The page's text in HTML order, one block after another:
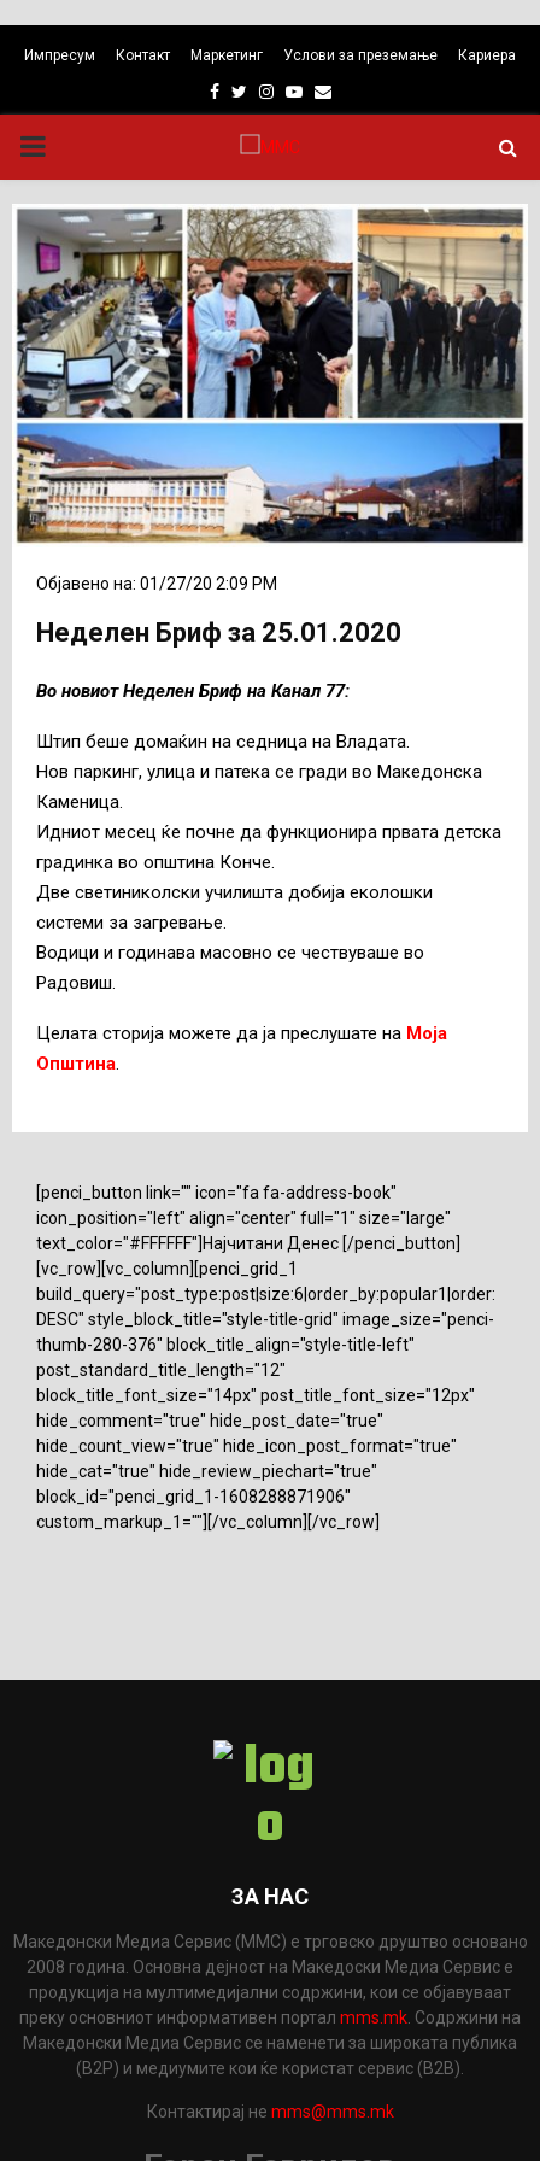
Импресум Контакт Маркетинг Услови за преземање Кариера
Facebook
TwitterInstagram
Youtube
Email
PRIMARY
MENU
Објавено на: 01/27/20 2:09 PM
Неделен Бриф за 25.01.2020
Во новиот Неделен Бриф на Канал 77:
Штип беше домаќин на седница на Владата.
Нов паркинг, улица и патека се гради во Македонска
Каменица.
Идниот месец ќе почне да функционира првата детска
градинка во општина Конче.
Две светиниколски училишта добија еколошки
системи за загревање.
Водици и годинава масовно се чествуваше во
Радовиш.
Целата сторија можете да ја преслушате на Моја
Општина.
[penci_button link="" icon="fa fa-address-book"
icon_position="left" align="center" full="1" size="large"
text_color="#FFFFFF"]Најчитани Денес [/penci_button]
[vc_row][vc_column][penci_grid_1
build_query="post_type:post|size:6|order_by:popular1|order:
DESC" style_block_title="style-title-grid" image_size="penci-
thumb-280-376" block_title_align="style-title-left"
post_standard_title_length="12"
block_title_font_size="14px" post_title_font_size="12px"
hide_comment="true" hide_post_date="true"
hide_count_view="true" hide_icon_post_format="true"
hide_cat="true" hide_review_piechart="true"
block_id="penci_grid_1-1608288871906"
custom_markup_1=""][/vc_column][/vc_row]
ЗА НАС
Македонски Медиа Сервис (ММС) е трговско друштво основано
2008 година. Основна дејност на Македоски Медиа Сервис е
продукција на мултимедијални содржини, кои се објавуваат
преку основниот информативен портал mms.mk . Содржини на
Македонски Медиа Сервис се наменети за широката публика
(B2P) и медиумите кои ќе користат сервис (B2B).
Контактирај не mms@mms.mk